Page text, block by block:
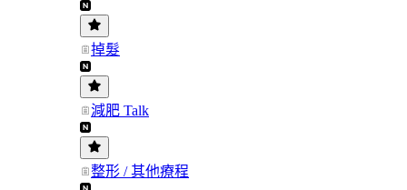
掉髮
減肥 Talk
整形 / 其他療程